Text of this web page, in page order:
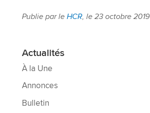
Publie par le HCR, le 23 octobre 2019
Actualités
À la Une
Annonces
Bulletin